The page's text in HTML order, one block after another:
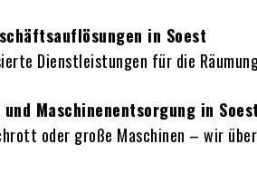
in Soest
Dienstleistungen für die
Maschinenentsorgung in Soest
oder große Maschinen – wir